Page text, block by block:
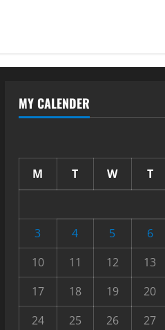
MY CALENDER
M T W T
3
4 5 6
10
11 12 13
17
18 19 20
24
25 26 27